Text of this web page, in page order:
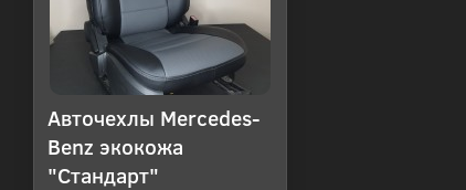
Авточехлы Mercedes-
Benz экокожа
"Стандарт"